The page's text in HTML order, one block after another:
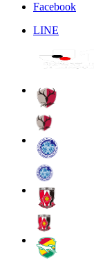
Facebook
LINE